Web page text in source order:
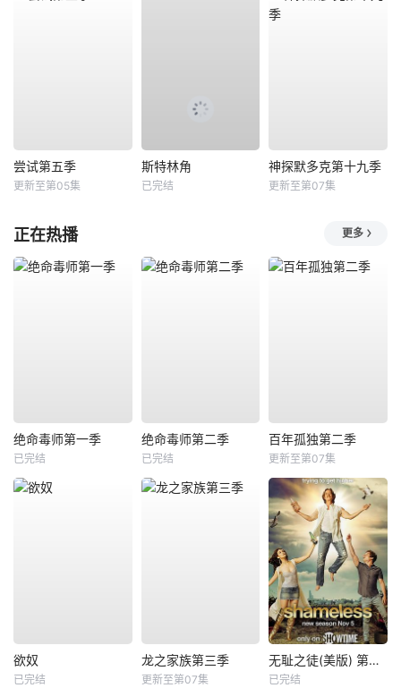
尝试第五季
更新至第05集
斯特林角
已完结
神探默多克第十九季
更新至第07集
正在热播 更多
绝命毒师第一季
已完结
绝命毒师第二季
已完结
百年孤独第二季
更新至第07集
欲奴
已完结
龙之家族第三季
更新至第07集
无耻之徒(美版) 第八季
已完结